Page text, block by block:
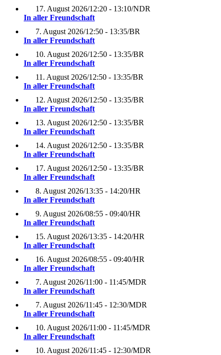
17. August 2026/12:20 - 13:10/NDR
In aller Freundschaft
7. August 2026/12:50 - 13:35/BR
In aller Freundschaft
10. August 2026/12:50 - 13:35/BR
In aller Freundschaft
11. August 2026/12:50 - 13:35/BR
In aller Freundschaft
12. August 2026/12:50 - 13:35/BR
In aller Freundschaft
13. August 2026/12:50 - 13:35/BR
In aller Freundschaft
14. August 2026/12:50 - 13:35/BR
In aller Freundschaft
17. August 2026/12:50 - 13:35/BR
In aller Freundschaft
8. August 2026/13:35 - 14:20/HR
In aller Freundschaft
9. August 2026/08:55 - 09:40/HR
In aller Freundschaft
15. August 2026/13:35 - 14:20/HR
In aller Freundschaft
16. August 2026/08:55 - 09:40/HR
In aller Freundschaft
7. August 2026/11:00 - 11:45/MDR
In aller Freundschaft
7. August 2026/11:45 - 12:30/MDR
In aller Freundschaft
10. August 2026/11:00 - 11:45/MDR
In aller Freundschaft
10. August 2026/11:45 - 12:30/MDR